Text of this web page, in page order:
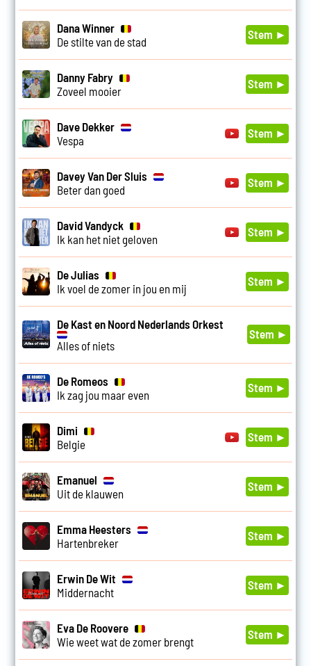
Dana Winner
De stilte van de stad
Stem ►
Danny Fabry
Zoveel mooier
Stem ►
Dave Dekker
Vespa
Stem ►
Davey Van Der Sluis
Beter dan goed
Stem ►
David Vandyck
Ik kan het niet geloven
Stem ►
De Julias
Ik voel de zomer in jou en mij
Stem ►
De Kast en Noord Nederlands Orkest
Alles of niets
Stem ►
De Romeos
Ik zag jou maar even
Stem ►
Dimi
Belgie
Stem ►
Emanuel
Uit de klauwen
Stem ►
Emma Heesters
Hartenbreker
Stem ►
Erwin De Wit
Middernacht
Stem ►
Eva De Roovere
Wie weet wat de zomer brengt
Stem ►